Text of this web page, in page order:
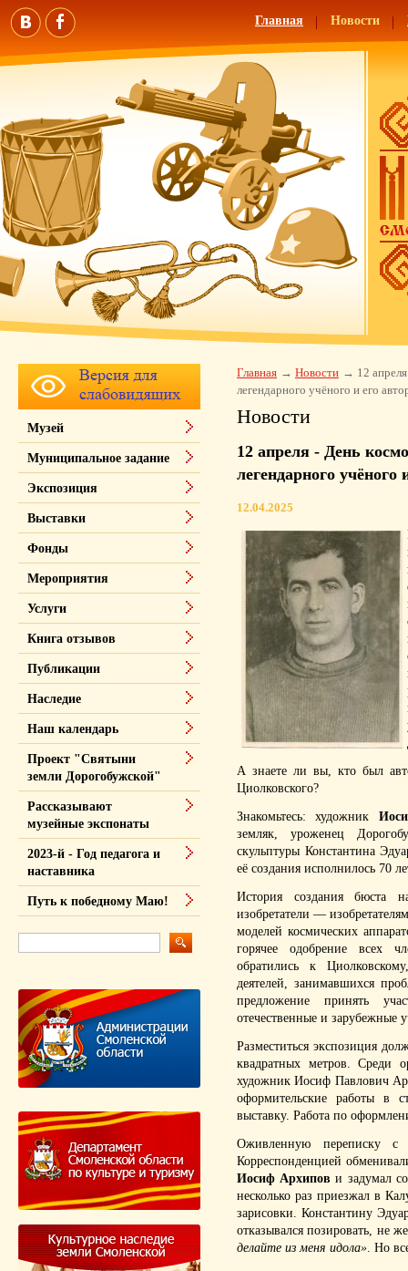
Главная Новости
Главная Новости
12
легендарного учёного и его
Новости
12 апреля - День
легендарного учёного
12.04.2025
А знаете ли вы, кто был
Циолковского?
Знакомьтесь: художник
земляк, уроженец
скульптуры Константина
её создания исполнилось 70
История создания бюста
изобретатели —
моделей космических
горячее одобрение всех
обратились к
деятелей, занимавшихся
предложение принять
отечественные и зарубежные
Разместиться экспозиция
квадратных метров. Среди
художник Иосиф Павлович
оформительские работы в
выставку. Работа по
Оживленную переписку с
Корреспонденцией
Иосиф Архипов и задумал
несколько раз приезжал в
зарисовки. Константину
отказывался позировать, не
делайте из меня идола» . Но
Музей
Муниципальное задание
Экспозиция
Выставки
Фонды
Мероприятия
Услуги
Книга отзывов
Публикации
Наследие
Наш календарь
Проект "Святыни
земли Дорогобужской"
Рассказывают
музейные экспонаты
2023-й - Год педагога и
наставника
Путь к победному Маю!